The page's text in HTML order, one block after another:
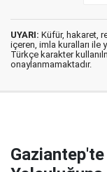
UYARI: Küfür, hakaret,
içeren, imla kuralları ile
Türkçe karakter
onaylanmamaktadır.